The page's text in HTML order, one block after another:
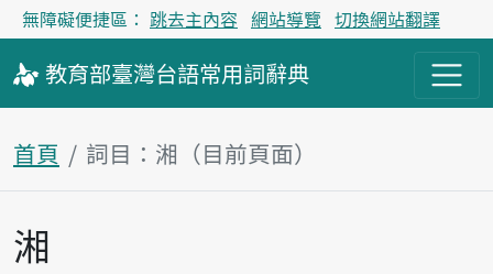
無障礙便捷區： 跳去主內容 網站導覽 切換網站翻譯
教育部臺灣台語常用詞辭典
首頁 詞目：湘（目前頁面）
主內容區塊
湘